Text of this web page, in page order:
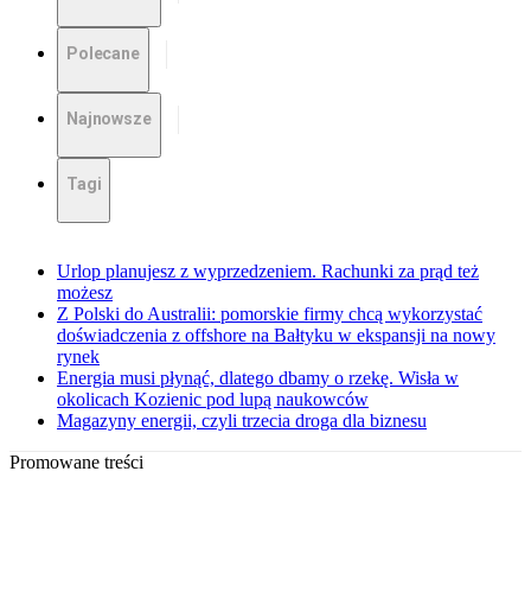
Polecane
Najnowsze
Tagi
Urlop planujesz z wyprzedzeniem. Rachunki za prąd też
możesz
Z Polski do Australii: pomorskie firmy chcą wykorzystać
doświadczenia z offshore na Bałtyku w ekspansji na nowy
rynek
Energia musi płynąć, dlatego dbamy o rzekę. Wisła w
okolicach Kozienic pod lupą naukowców
Magazyny energii, czyli trzecia droga dla biznesu
Promowane treści